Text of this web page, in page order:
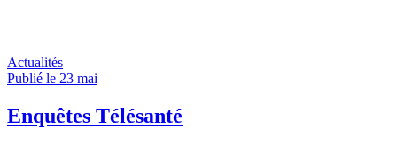
Actualités
Publié le 23 mai
Enquêtes Télésanté